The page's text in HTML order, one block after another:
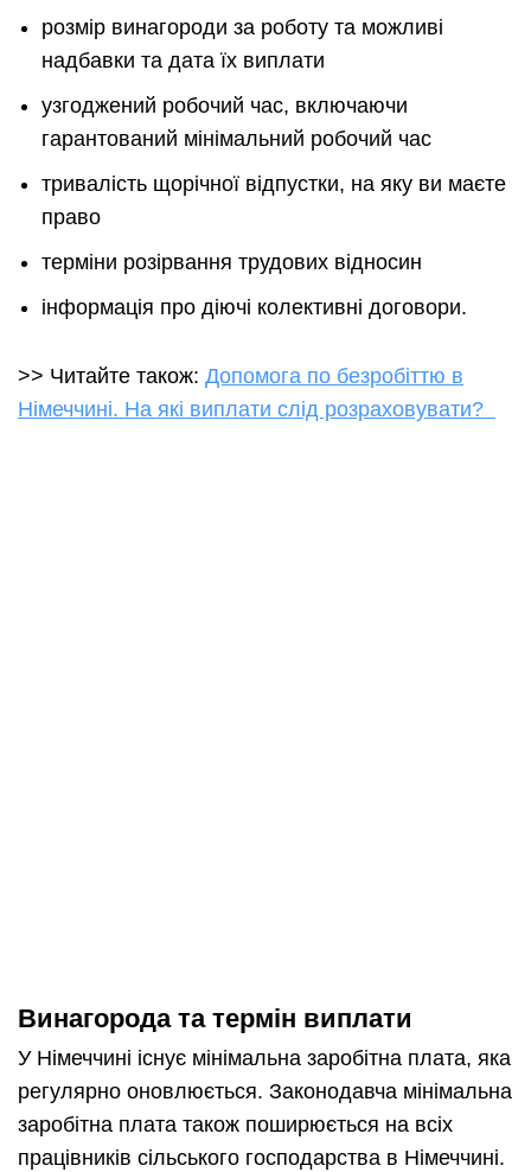
розмір винагороди за роботу та можливі
надбавки та дата їх виплати
узгоджений робочий час, включаючи
гарантований мінімальний робочий час
тривалість щорічної відпустки, на яку ви маєте
право
терміни розірвання трудових відносин
інформація про діючі колективні договори.
>> Читайте також: Допомога по безробіттю в
Німеччині. На які виплати слід розраховувати?
Винагорода та термін виплати
У Німеччині існує мінімальна заробітна плата, яка
регулярно оновлюється. Законодавча мінімальна
заробітна плата також поширюється на всіх
працівників сільського господарства в Німеччині.